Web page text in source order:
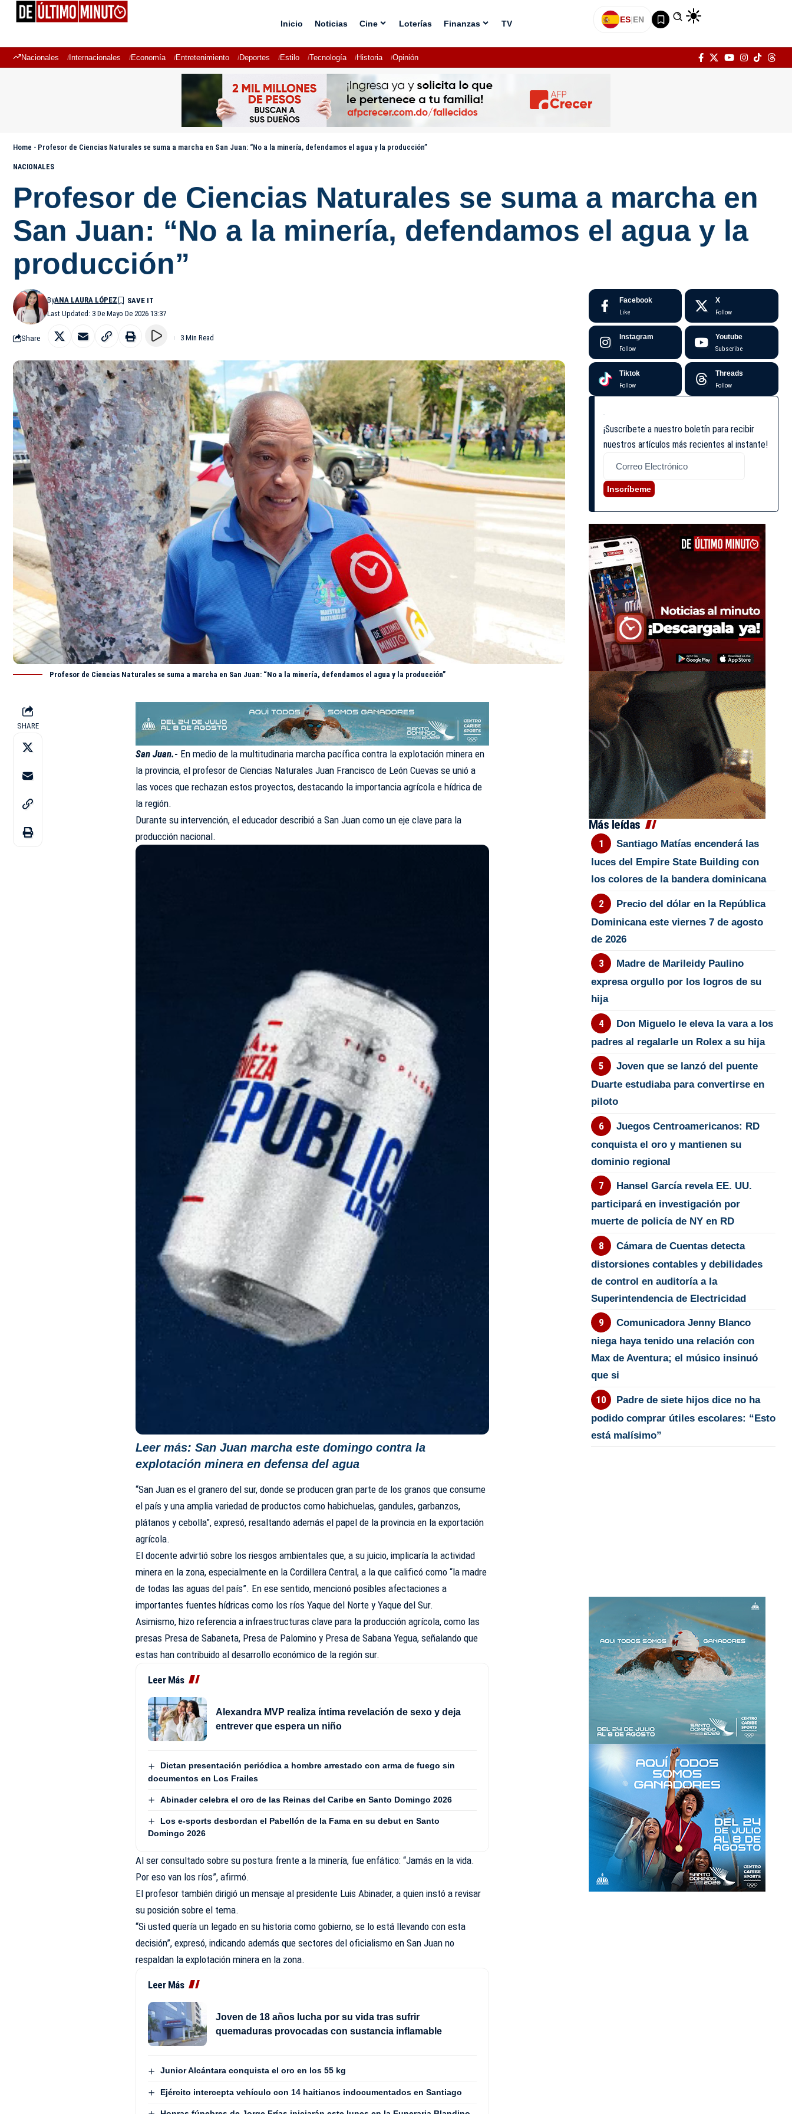
Inicio Noticias Cine Loterías Finanzas TV ES|EN
Nacionales Internacionales Economía Entretenimiento Deportes Estilo Tecnología Historia Opinión
Home - Profesor de Ciencias Naturales se suma a marcha en San Juan: “No a la minería, defendamos el agua y la producción”
NACIONALES
Profesor de Ciencias Naturales se suma a marcha en
San Juan: “No a la minería, defendamos el agua y la
producción”
Last Updated: 3 De Mayo De 2026 13:37
ByANA LAURA LÓPEZ
Share 3 Min Read
Profesor de Ciencias Naturales se suma a marcha en San Juan: “No a la minería, defendamos el agua y la producción”
SHARE
San Juan.- En medio de la multitudinaria marcha pacífica contra la explotación minera en
la provincia, el profesor de Ciencias Naturales Juan Francisco de León Cuevas se unió a
las voces que rechazan estos proyectos,destacando la importancia agrícola e hídrica de
la región.
Durante su intervención, el educador describió a San Juan como un eje clave para la
producción nacional.
Leer más:San Juan marcha este domingo contra la
explotación minera en defensa del agua
“San Juan es el granero del sur, donde se producen gran parte de los granos que consume
el país y una amplia variedad de productos como habichuelas, gandules, garbanzos,
plátanos y cebolla”, expresó, resaltando además el papel de la provincia en la exportación
agrícola.
El docente advirtió sobre los riesgos ambientales que, a su juicio, implicaría la actividad
minera en la zona, especialmente en la Cordillera Central, a la que calificó como “la madre
de todas las aguas del país”. En ese sentido, mencionó posibles afectaciones a
importantes fuentes hídricas como los ríos Yaque del Norte y Yaque del Sur.
Asimismo, hizo referencia a infraestructuras clave para la producción agrícola, como las
presas Presa de Sabaneta, Presa de Palomino y Presa de Sabana Yegua, señalando que
estas han contribuido al desarrollo económico de la región sur.
Leer Más
Alexandra MVP realiza íntima revelación de sexo y deja
entrever que espera un niño
Dictan presentación periódica a hombre arrestado con arma de fuego sin
documentos en Los Frailes
Abinader celebra el oro de las Reinas del Caribe en Santo Domingo 2026
Los e-sports desbordan el Pabellón de la Fama en su debut en Santo
Domingo 2026
Al ser consultado sobre su postura frente a la minería, fue enfático: “Jamás en la vida.
Por eso van los ríos”, afirmó.
El profesor también dirigió un mensaje al presidente Luis Abinader, a quien instó a revisar
su posición sobre el tema.
“Si usted quería un legado en su historia como gobierno, se lo está llevando con esta
decisión”, expresó, indicando además que sectores del oficialismo en San Juan no
respaldan la explotación minera en la zona.
Leer Más
Joven de 18 años lucha por su vida tras sufrir
quemaduras provocadas con sustancia inflamable
Junior Alcántara conquista el oro en los 55 kg
Ejército intercepta vehículo con 14 haitianos indocumentados en Santiago
Facebook
Like
X
Follow
Instagram
Follow
Youtube
Subscribe
Tiktok
Follow
Threads
Follow
¡Suscríbete a nuestro boletín para recibir
nuestros artículos más recientes al instante!
Inscríbeme
Más leídas
Santiago Matías encenderá las
luces del Empire State Building con
los colores de la bandera dominicana
Precio del dólar en la República
Dominicana este viernes 7 de agosto
de 2026
Madre de Marileidy Paulino
expresa orgullo por los logros de su
hija
Don Miguelo le eleva la vara a los
padres al regalarle un Rolex a su hija
Joven que se lanzó del puente
Duarte estudiaba para convertirse en
piloto
Juegos Centroamericanos: RD
conquista el oro y mantienen su
dominio regional
Hansel García revela EE. UU.
participará en investigación por
muerte de policía de NY en RD
Cámara de Cuentas detecta
distorsiones contables y debilidades
de control en auditoría a la
Superintendencia de Electricidad
Comunicadora Jenny Blanco
niega haya tenido una relación con
Max de Aventura; el músico insinuó
que si
Padre de siete hijos dice no ha
podido comprar útiles escolares: “Esto
está malísimo”